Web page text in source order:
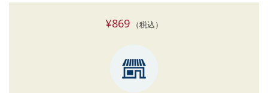
¥869 （税込）